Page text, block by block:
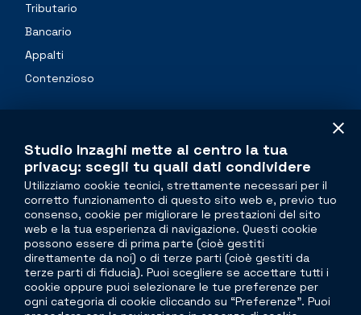
Tributario
Bancario
Appalti
Contenzioso
Contacts
The legal side ofreal estate
Torre Velasca
Piazza Velasca, 5
20122 Milano
Studio Inzaghi mette al centro la tua
privacy: scegli tu quali dati condividere
Utilizziamo cookie tecnici, strettamente necessari per il
corretto funzionamento di questo sito web e, previo tuo
consenso, cookie per migliorare le prestazioni del sito
web e la tua esperienza di navigazione. Questi cookie
possono essere di prima parte (cioè gestiti
direttamente da noi) o di terze parti (cioè gestiti da
terze parti di fiducia). Puoi scegliere se accettare tutti i
cookie oppure puoi selezionare le tue preferenze per
ogni categoria di cookie cliccando su “Preferenze”. Puoi